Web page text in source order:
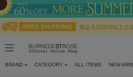
BRAND CATEGORY ALL ITEMS NEW